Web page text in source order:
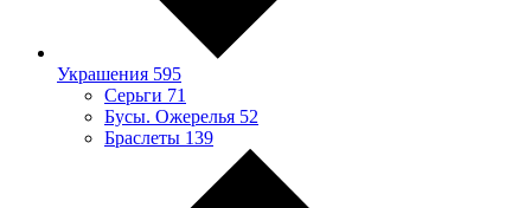
Украшения 595
Серьги 71
Бусы. Ожерелья 52
Браслеты 139